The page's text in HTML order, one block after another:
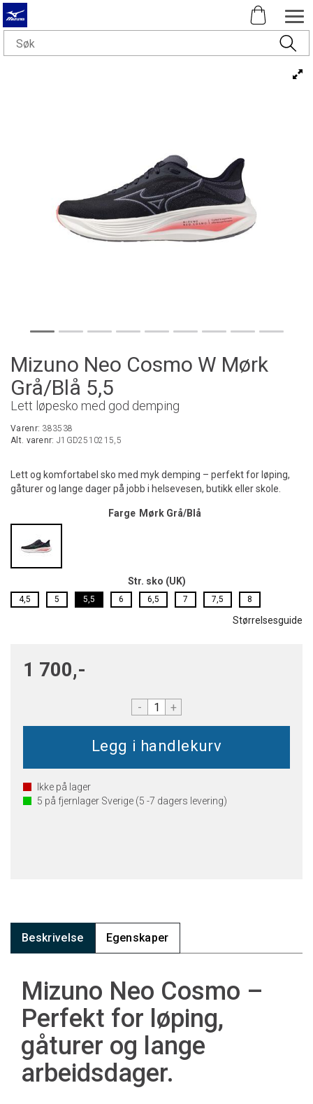
Mizuno Neo Cosmo W Mørk
Grå/Blå 5,5
Lett løpesko med god demping
Varenr: 383538
Alt. varenr: J1GD2510215,5
Lett og komfortabel sko med myk demping – perfekt for løping,
gåturer og lange dager på jobb i helsevesen, butikk eller skole.
Farge Mørk Grå/Blå
Str. sko (UK)
4,5 5 5,5 6 6,5 7 7,5 8
Størrelsesguide
1 700,-
- +
Ikke på lager
5 på fjernlager Sverige (5 -7 dagers levering)
Beskrivelse Egenskaper
Mizuno Neo Cosmo –
Perfekt for løping,
gåturer og lange
arbeidsdager.